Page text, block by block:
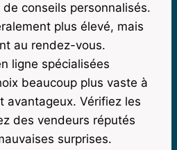
conseils personnalisés.
plus élevé, mais
au rendez-vous.
ligne spécialisées
beaucoup plus vaste à
avantageux. Vérifiez les
des vendeurs réputés
surprises.